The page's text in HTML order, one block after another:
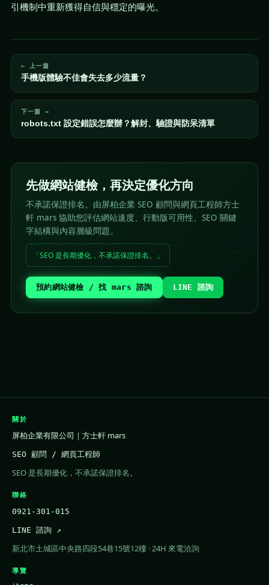
引機制中重新獲得自信與穩定的曝光。
← 上一篇
手機版體驗不佳會失去多少流量？
下一篇 →
robots.txt 設定錯誤怎麼辦？解封、驗證與防呆清單
先做網站健檢，再決定優化方向
不承諾保證排名。由屏柏企業 SEO 顧問與網頁工程師方士
軒 mars 協助您評估網站速度、行動版可用性、SEO 關鍵
字結構與內容層級問題。
「SEO 是長期優化，不承諾保證排名。」
預約網站健檢 / 找 mars 諮詢 LINE 諮詢
關於
屏柏企業有限公司｜方士軒 mars
SEO 顧問 / 網頁工程師
SEO 是長期優化，不承諾保證排名。
聯絡
0921-301-015
LINE 諮詢 ↗
新北市土城區中央路四段54巷15號12樓 · 24H 來電洽詢
導覽